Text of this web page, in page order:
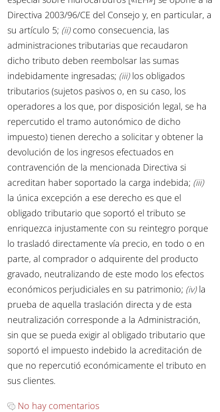
Directiva 2003/96/CE del Consejo y, en particular, a
su artículo 5; (ii)como consecuencia, las
administraciones tributarias que recaudaron
dicho tributo deben reembolsar las sumas
indebidamente ingresadas; (iii)los obligados
tributarios (sujetos pasivos o, en su caso, los
operadores a los que, por disposición legal, se ha
repercutido el tramo autonómico de dicho
impuesto) tienen derecho a solicitar y obtener la
devolución de los ingresos efectuados en
contravención de la mencionada Directiva si
acreditan haber soportado la carga indebida; (iii)
la única excepción a ese derecho es que el
obligado tributario que soportó el tributo se
enriquezca injustamente con su reintegro porque
lo trasladó directamente vía precio, en todo o en
parte, al comprador o adquirente del producto
gravado, neutralizando de este modo los efectos
económicos perjudiciales en su patrimonio; (iv) la
prueba de aquella traslación directa y de esta
neutralización corresponde a la Administración,
sin que se pueda exigir al obligado tributario que
soportó el impuesto indebido la acreditación de
que no repercutió económicamente el tributo en
sus clientes.
No hay comentarios